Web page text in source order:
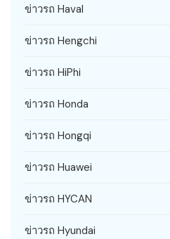
ข่าวรถ Haval
ข่าวรถ Hengchi
ข่าวรถ HiPhi
ข่าวรถ Honda
ข่าวรถ Hongqi
ข่าวรถ Huawei
ข่าวรถ HYCAN
ข่าวรถ Hyundai